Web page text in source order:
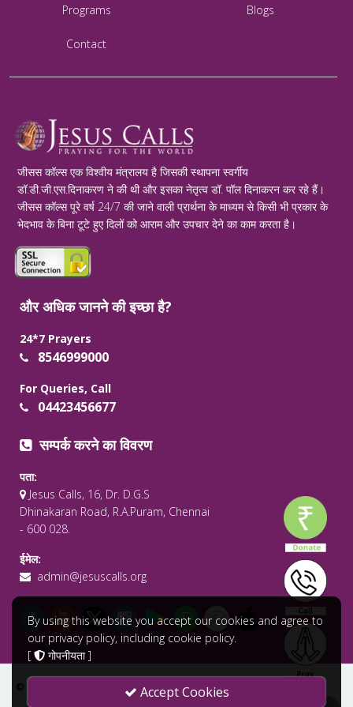
Programs Blogs
Contact
जीसस कॉल्स एक विश्वीय मंत्रालय है जिसकी स्थापना स्वर्गीय
डॉ.डी.जी.एस.दिनाकरण ने की थी और इसका नेतृत्व डॉ. पॉल दिनाकरन कर रहे हैं।
जीसस कॉल्स पूरे वर्ष 24/7 की जाने वाली प्रार्थना के माध्यम से किसी भी प्रकार के
भेदभाव के बिना टूटे हुए दिलों को आराम और उपचार देने का काम करता है।
और अधिक जानने की इच्छा है?
24*7 Prayers
8546999000
For Queries, Call
04423456677
सम्पर्क करने का विवरण
पता:
Jesus Calls, 16, Dr. D.G.S
Dhinakaran Road, R.A.Puram, Chennai
- 600 028.
ईमेल:
admin@jesuscalls.org
Jesus Calls - Praying for the World
By using this website you accept our cookies and agree to
our privacy policy, including cookie policy.
[
गोपनीयता]
Accept Cookies